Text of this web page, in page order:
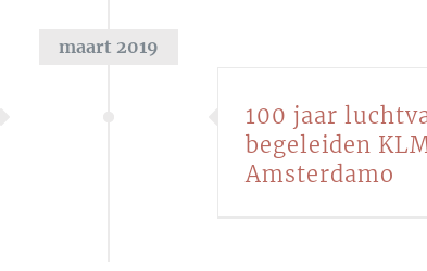
maart 2019
100 jaar
begeleiden
Amsterdamo